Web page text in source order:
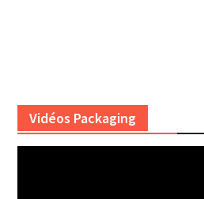
Vidéos Packaging